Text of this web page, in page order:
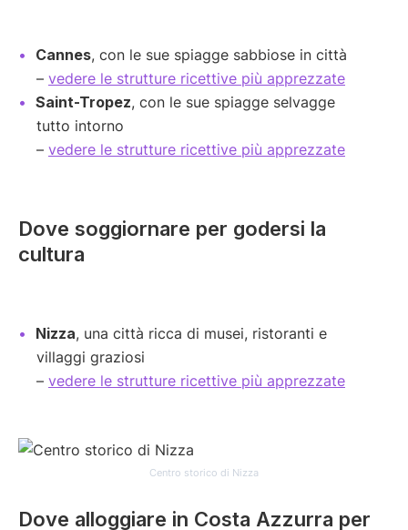
Cannes, con le sue spiagge sabbiose in città
– vedere le strutture ricettive più apprezzate
Saint-Tropez, con le sue spiagge selvagge
tutto intorno
– vedere le strutture ricettive più apprezzate
Dove soggiornare per godersi la
cultura
Nizza, una città ricca di musei, ristoranti e
villaggi graziosi
– vedere le strutture ricettive più apprezzate
Centro storico di Nizza
Dove alloggiare in Costa Azzurra per